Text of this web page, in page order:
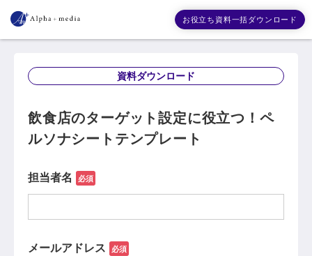
お役立ち資料一括ダウンロード
資料ダウンロード
飲食店のターゲット設定に役立つ！ペ
ルソナシートテンプレート
担当者名 必須
メールアドレス 必須